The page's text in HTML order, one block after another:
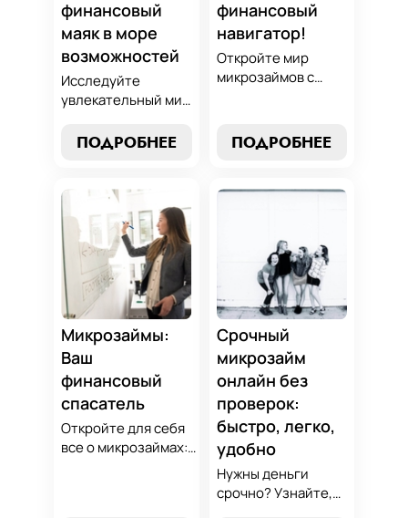
финансовый
маяк в море
возможностей
Исследуйте
увлекательный мир
узнайте, как
вариант для ваших
нужд. Откройте
экспертные
стратегии
погашения и
сделайте
осознанный выбор,
который
поддержит вашу
финансовую
стабильность.
ПОДРОБНЕЕ
финансовый
навигатор!
Откройте мир
микрозаймов с
лучшие стратегии
погашения и
избежанию
финансово
грамотным с нами!
ПОДРОБНЕЕ
Микрозаймы:
Ваш
финансовый
спасатель
Откройте для себя
все о микрозаймах:
Срочный
микрозайм
онлайн без
проверок:
быстро, легко,
удобно
Нужны деньги
срочно? Узнайте,